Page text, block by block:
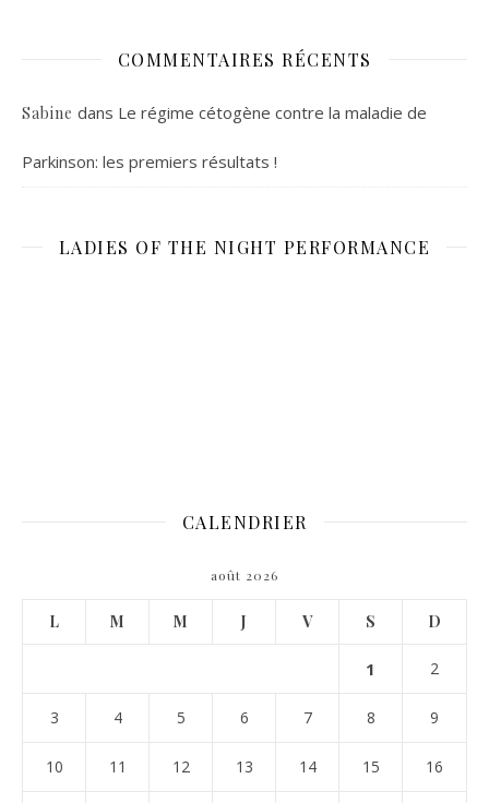
COMMENTAIRES RÉCENTS
Sabine dans Le régime cétogène contre la maladie de
Parkinson: les premiers résultats !
LADIES OF THE NIGHT PERFORMANCE
CALENDRIER
août 2026
L M M J V S D
1 2
3 4 5 6 7 8 9
10 11 12 13 14 15 16